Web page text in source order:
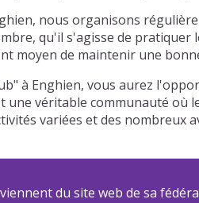
nous organisons
qu'il s'agisse de
moyen de maintenir une
à Enghien, vous aurez
une véritable communauté
variées et des
du site web de sa